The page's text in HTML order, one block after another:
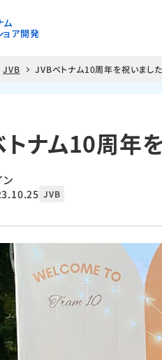
ム
ョア開発
JVB JVBベトナム10周年を祝いました
ナム10周年
ン
JVB